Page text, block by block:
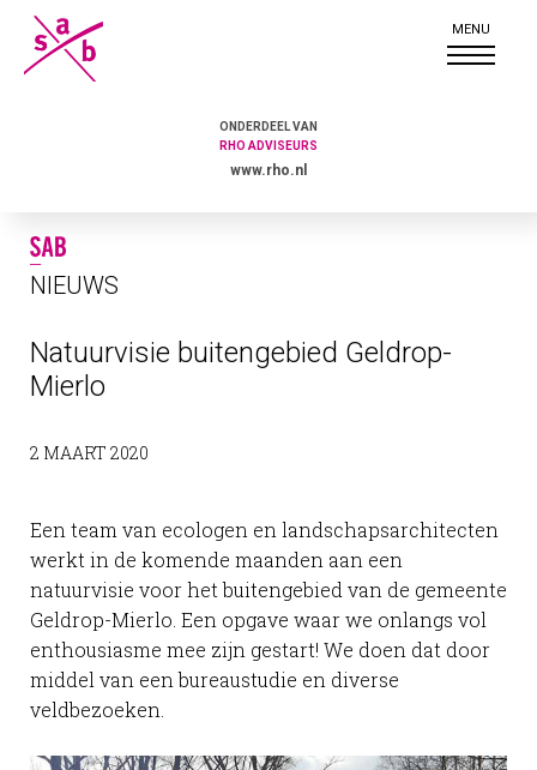
ONDERDEEL VAN
RHO ADVISEURS
www.rho.nl
NIEUWS
Natuurvisie buitengebied Geldrop-
Mierlo
2 MAART 2020
Een team van ecologen en landschapsarchitecten
werkt in de komende maanden aan een
natuurvisie voor het buitengebied van de gemeente
Geldrop-Mierlo. Een opgave waar we onlangs vol
enthousiasme mee zijn gestart! We doen dat door
middel van een bureaustudie en diverse
veldbezoeken.